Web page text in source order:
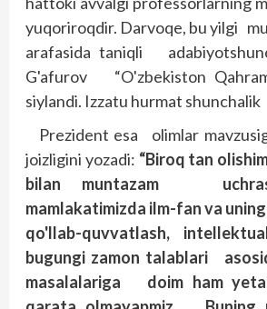
yuqoriroqdir. Darvoqe, bu yilgi
arafasida taniqli
G'afurov “O'zbekiston
siylandi. Izzatu hurmat shunchalik
Prezident esa olimlar
joizligini yozadi: “Biroq tan
bilan muntazam
mamlakatimizda ilm-fan va
qo'llab-quvvatlash,
bugungi zamon talablari
masalalariga doim ham